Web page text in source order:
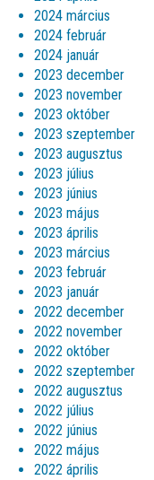
2024 március
2024 február
2024 január
2023 december
2023 november
2023 október
2023 szeptember
2023 augusztus
2023 július
2023 június
2023 május
2023 április
2023 március
2023 február
2023 január
2022 december
2022 november
2022 október
2022 szeptember
2022 augusztus
2022 július
2022 június
2022 május
2022 április